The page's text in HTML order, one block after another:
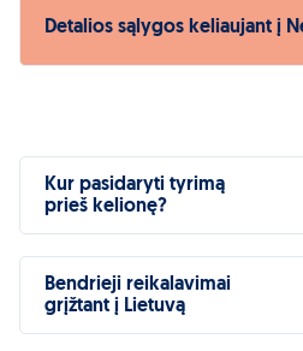
Detalios sąlygos keliaujant į
Kur pasidaryti tyrimą
prieš kelionę?
Bendrieji reikalavimai
grįžtant į Lietuvą